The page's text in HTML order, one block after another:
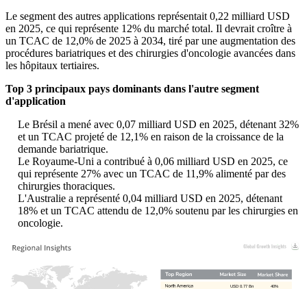
Le segment des autres applications représentait 0,22 milliard USD
en 2025, ce qui représente 12% du marché total. Il devrait croître à
un TCAC de 12,0% de 2025 à 2034, tiré par une augmentation des
procédures bariatriques et des chirurgies d'oncologie avancées dans
les hôpitaux tertiaires.
Top 3 principaux pays dominants dans l'autre segment
d'application
Le Brésil a mené avec 0,07 milliard USD en 2025, détenant 32%
et un TCAC projeté de 12,1% en raison de la croissance de la
demande bariatrique.
Le Royaume-Uni a contribué à 0,06 milliard USD en 2025, ce
qui représente 27% avec un TCAC de 11,9% alimenté par des
chirurgies thoraciques.
L'Australie a représenté 0,04 milliard USD en 2025, détenant
18% et un TCAC attendu de 12,0% soutenu par les chirurgies en
oncologie.
40%
USD 0.77 Bn